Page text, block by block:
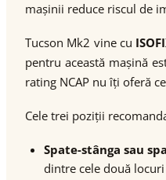
mașinii reduce riscul de
Tucson Mk2 vine cu
pentru această mașină
rating NCAP nu îți oferă
Cele trei poziții
Spate-stânga sau
dintre cele două